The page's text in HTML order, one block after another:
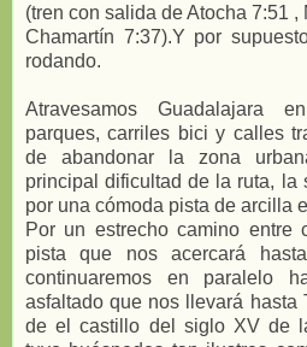
(tren con salida de Atocha 7:51
Chamartín 7:37).Y por
rodando.
Atravesamos Guadalajara
parques, carriles bici y calles
de abandonar la zona
principal dificultad de la ruta, la
por una cómoda pista de arcilla
Por un estrecho camino entre
pista que nos acercará
continuaremos en paralelo
asfaltado que nos llevará hasta
de el castillo del siglo XV de